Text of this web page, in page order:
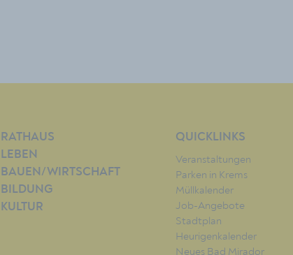
RATHAUS
LEBEN
BAUEN/WIRTSCHAFT
BILDUNG
KULTUR
QUICKLINKS
Veranstaltungen
Parken in Krems
Müllkalender
Job-Angebote
Stadtplan
Heurigenkalender
Neues Bad Mirador